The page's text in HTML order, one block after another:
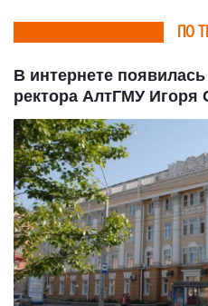
ПО
В интернете
ректора АлтГМУ Игоря